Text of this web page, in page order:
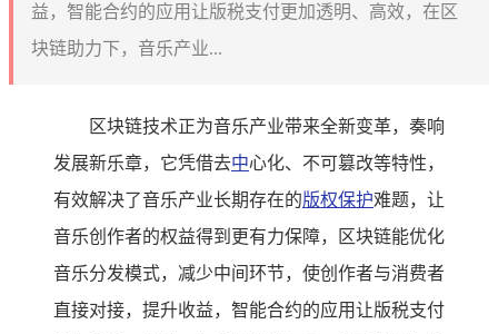
益，智能合约的应用让版税支付更加透明、高效，在区
块链助力下，音乐产业...
区块链技术正为音乐产业带来全新变革，奏响
发展新乐章，它凭借去中心化、不可篡改等特性，
有效解决了音乐产业长期存在的版权保护难题，让
音乐创作者的权益得到更有力保障，区块链能优化
音乐分发模式，减少中间环节，使创作者与消费者
直接对接，提升收益，智能合约的应用让版税支付